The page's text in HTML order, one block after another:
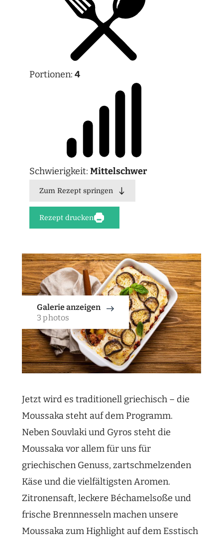
Portionen: 4
Schwierigkeit: Mittelschwer
Zum Rezept springen
Rezept drucken
Galerie anzeigen
3 photos
Jetzt wird es traditionell griechisch – die
Moussaka steht auf dem Programm.
Neben Souvlaki und Gyros steht die
Moussaka vor allem für uns für
griechischen Genuss, zartschmelzenden
Käse und die vielfältigsten Aromen.
Zitronensaft, leckere Béchamelsoße und
frische Brennnesseln machen unsere
Moussaka zum Highlight auf dem Esstisch